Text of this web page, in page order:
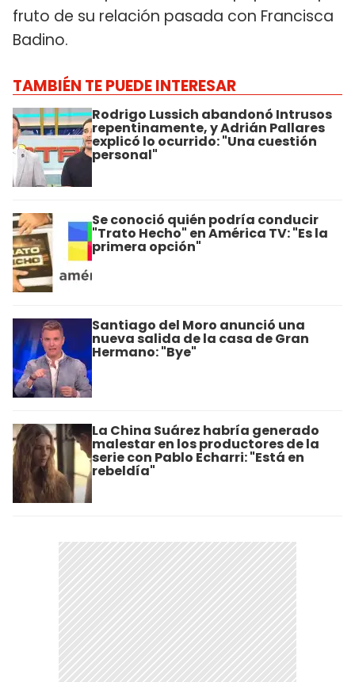
fruto de su relación pasada con Francisca
Badino.
TAMBIÉN TE PUEDE INTERESAR
Rodrigo Lussich abandonó Intrusos
repentinamente, y Adrián Pallares
explicó lo ocurrido: "Una cuestión
personal"
Se conoció quién podría conducir
"Trato Hecho" en América TV: "Es la
primera opción"
Santiago del Moro anunció una
nueva salida de la casa de Gran
Hermano: "Bye"
La China Suárez habría generado
malestar en los productores de la
serie con Pablo Echarri: "Está en
rebeldía"